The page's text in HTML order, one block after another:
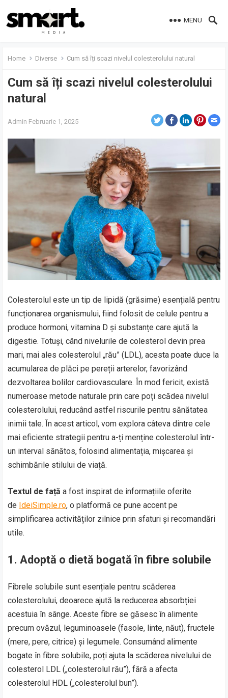
MENU
Home Diverse Cum să îți scazi nivelul colesterolului natural
Cum să îți scazi nivelul colesterolului
natural
Admin Februarie 1, 2025
Colesterolul este un tip de lipidă (grăsime) esențială pentru
funcționarea organismului, fiind folosit de celule pentru a
produce hormoni, vitamina D și substanțe care ajută la
digestie. Totuși, când nivelurile de colesterol devin prea
mari, mai ales colesterolul „rău” (LDL), acesta poate duce la
acumularea de plăci pe pereții arterelor, favorizând
dezvoltarea bolilor cardiovasculare. În mod fericit, există
numeroase metode naturale prin care poți scădea nivelul
colesterolului, reducând astfel riscurile pentru sănătatea
inimii tale. În acest articol, vom explora câteva dintre cele
mai eficiente strategii pentru a-ți menține colesterolul într-
un interval sănătos, folosind alimentația, mișcarea și
schimbările stilului de viață.
Textul de față a fost inspirat de informațiile oferite
de IdeiSimple.ro, o platformă ce pune accent pe
simplificarea activităților zilnice prin sfaturi și recomandări
utile.
1.Adoptă o dietă bogată în fibre solubile
Fibrele solubile sunt esențiale pentru scăderea
colesterolului, deoarece ajută la reducerea absorbției
acestuia în sânge. Aceste fibre se găsesc în alimente
precum ovăzul, leguminoasele (fasole, linte, năut), fructele
(mere, pere, citrice) și legumele. Consumând alimente
bogate în fibre solubile, poți ajuta la scăderea nivelului de
colesterol LDL („colesterolul rău”), fără a afecta
colesterolul HDL („colesterolul bun”).